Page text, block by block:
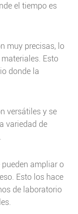
el tiempo es
muy precisas, lo
Esto
donde la
versátiles y se
variedad de
ampliar o
Esto los hace
de laboratorio